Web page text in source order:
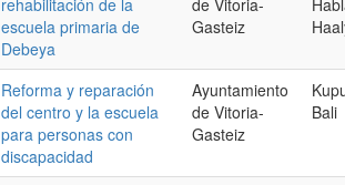
rehabilitación de la
escuela primaria de
Debeya
de Vitoria-
Gasteiz
Reforma y reparación
del centro y la escuela
para personas con
discapacidad
Ayuntamiento
de Vitoria-
Gasteiz
Bali